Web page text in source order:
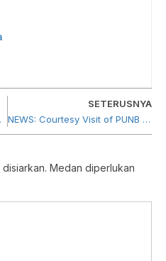
(LCCI)
SETERUSNYA
NEWS: Courtesy Visit of PUNB Delegation to Pakistan
Medan diperlukan